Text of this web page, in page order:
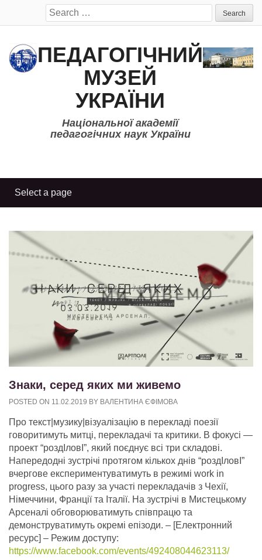
Search
for:
ПЕДАГОГІЧНИЙ
МУЗЕЙ
УКРАЇНИ
Національної академії
педагогічних наук України
Знаки, серед яких ми живемо
POSTED ON 11.02.2019 BY ВАЛЕНТИНА ЄФІМОВА
Про текст|музику|візуалізацію в перекладі поезії
говоритимуть митці, перекладачі та критики. В фокусі —
проект “роздІловІ”, який поєднує всі три складові.
Напередодні зустрічі протягом кількох днів “роздІловІ”
вчергове експериментуватимуть в режимі work in
progress, цього разу за участі перекладачів з Чехії,
Німеччини, Франції та Італії. На зустрічі в Мистецькому
Арсеналі обговорюватимуть співпрацю та
демонструватимуть окремі епізоди. – [Електронний
ресурс] – Режим доступу:
https://www.facebook.com/events/492408044623113/